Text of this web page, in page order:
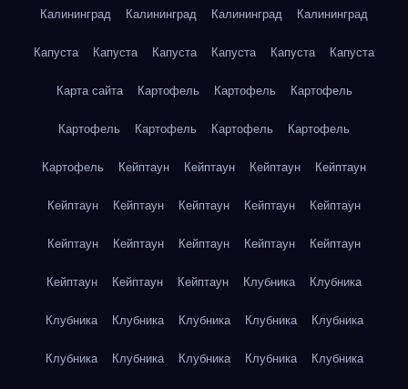
Калининград Калининград Калининград Калининград
Капуста Капуста Капуста Капуста Капуста Капуста
Карта сайта Картофель Картофель Картофель
Картофель Картофель Картофель Картофель
Картофель Кейптаун Кейптаун Кейптаун Кейптаун
Кейптаун Кейптаун Кейптаун Кейптаун Кейптаун
Кейптаун Кейптаун Кейптаун Кейптаун Кейптаун
Кейптаун Кейптаун Кейптаун Клубника Клубника
Клубника Клубника Клубника Клубника Клубника
Клубника Клубника Клубника Клубника Клубника